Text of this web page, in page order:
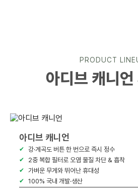
PRODUCT
아디브 캐니언
아디브 캐니언
강·계곡도 버튼 한 번으로 즉시 정수
2중 복합 필터로 오염 물질 차단 & 흡착
가벼운 무게와 뛰어난 휴대성
100% 국내 개발·생산